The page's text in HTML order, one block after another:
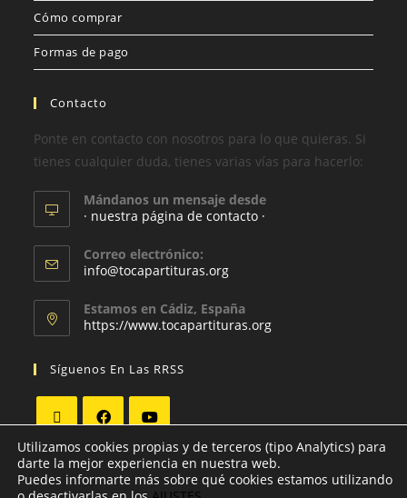
Cómo comprar
Formas de pago
Contacto
Ponte en contacto con nosotros para lo que quieras. Si
tienes cualquier duda, tienes varias vías para hacerlo:
Mándanos un mensaje desde
· nuestra página de contacto ·
Correo electrónico:
info@tocapartituras.org
Estamos en Cádiz, España
https://www.tocapartituras.org
Síguenos En Las RRSS
Utilizamos cookies propias y de terceros (tipo Analytics) para
darte la mejor experiencia en nuestra web.
Puedes informarte más sobre qué cookies estamos utilizando